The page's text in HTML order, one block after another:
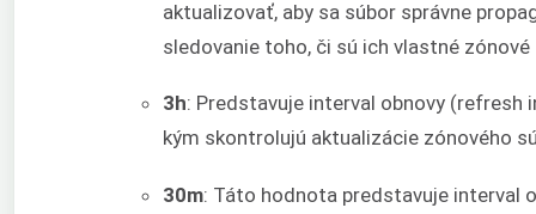
aktualizovať, aby sa súbor správne
sledovanie toho, či sú ich vlastné
3h: Predstavuje interval obnovy (refresh
kým skontrolujú aktualizácie zónového
30m: Táto hodnota predstavuje interval